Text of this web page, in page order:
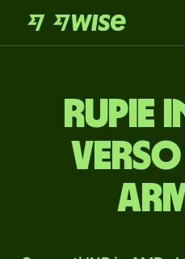
rupie
verso